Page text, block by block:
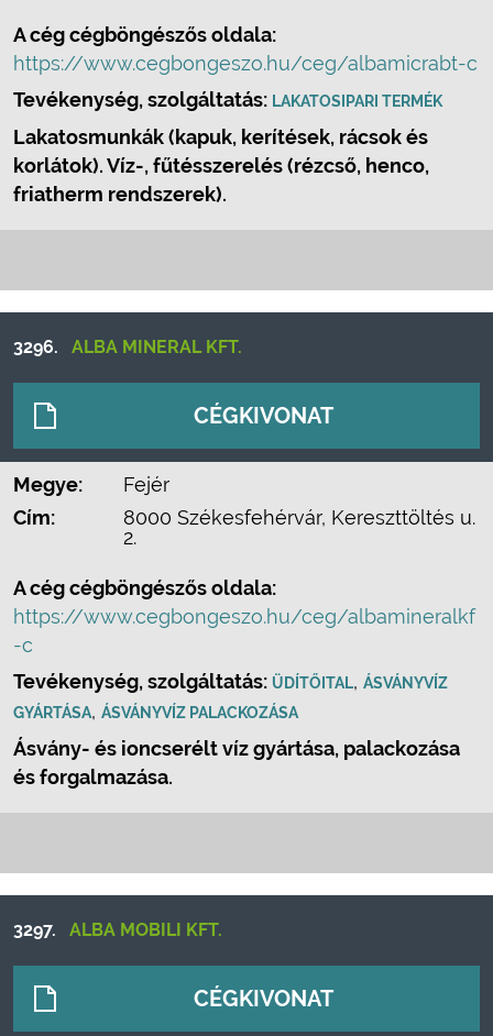
A cég cégböngészős oldala:
https://www.cegbongeszo.hu/ceg/albamicrabt-c
Tevékenység, szolgáltatás: LAKATOSIPARI TERMÉK
Lakatosmunkák (kapuk, kerítések, rácsok és
korlátok). Víz-, fűtésszerelés (rézcső, henco,
friatherm rendszerek).
3296. ALBA MINERAL KFT.
CÉGKIVONAT
Megye:
Fejér
Cím:
8000 Székesfehérvár, Kereszttöltés u.
2.
A cég cégböngészős oldala:
https://www.cegbongeszo.hu/ceg/albamineralkf
-c
Tevékenység, szolgáltatás: ÜDÍTŐITAL, ÁSVÁNYVÍZ
GYÁRTÁSA, ÁSVÁNYVÍZ PALACKOZÁSA
Ásvány- és ioncserélt víz gyártása, palackozása
és forgalmazása.
3297. ALBA MOBILI KFT.
CÉGKIVONAT